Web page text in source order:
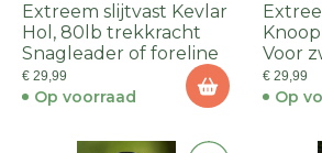
Extreem slijtvast Kevlar
Hol, 80lb trekkracht
Snagleader of foreline
€ 29,99
Op voorraad
Voor
€ 29,99
Op